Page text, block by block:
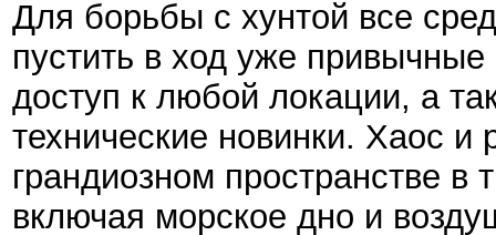
Для борьбы с хунтой все
пустить в ход уже
доступ к любой локации, а
технические новинки. Хаос и
грандиозном пространстве в
включая морское дно и